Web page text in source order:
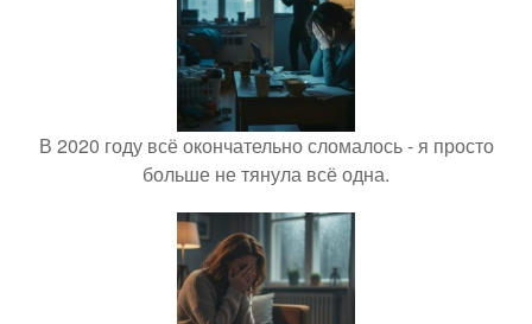
В 2020 году всё окончательно сломалось - я просто
больше не тянула всё одна.